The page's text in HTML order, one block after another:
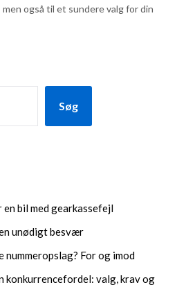
også til et sundere valg for din
Søg
bil med gearkassefejl
unødigt besvær
nummeropslag? For og imod
konkurrencefordel: valg, krav og